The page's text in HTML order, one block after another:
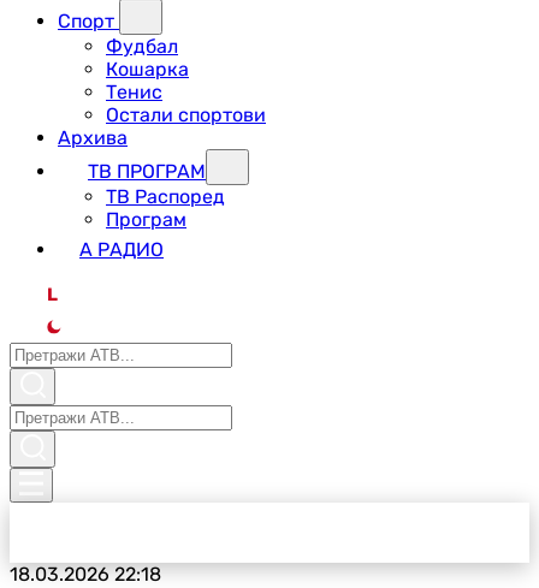
Спорт
Фудбал
Кошарка
Тенис
Остали спортови
Архива
ТВ ПРОГРАМ
ТВ Распоред
Програм
А РАДИО
L
18.03.202622:18